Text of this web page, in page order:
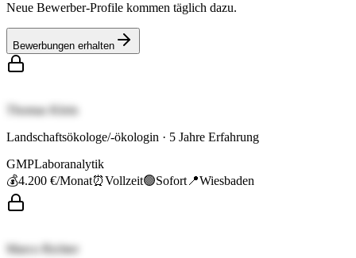
Neue Bewerber-Profile kommen täglich dazu.
Bewerbungen erhalten
Thomas Klein
Landschaftsökologe/-ökologin · 5 Jahre Erfahrung
GMPLaboranalytik
💰4.200 €/Monat⏰Vollzeit🟢Sofort 📍Wiesbaden
Marco Richter